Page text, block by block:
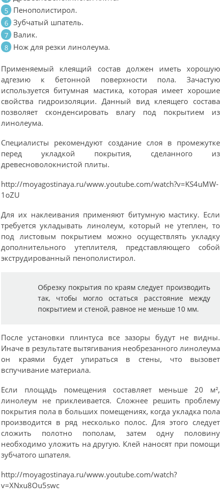
Пенополистирол.
Зубчатый шпатель.
Валик.
Нож для резки линолеума.
Применяемый клеящий состав должен иметь хорошую
адгезию к бетонной поверхности пола. Зачастую
используется битумная мастика, которая имеет хорошие
свойства гидроизоляции. Данный вид клеящего состава
позволяет сконденсировать влагу под покрытием из
линолеума.
Специалисты рекомендуют создание слоя в промежутке
перед укладкой покрытия, сделанного из
древесноволокнистой плиты.
http://moyagostinaya.ru/www.youtube.com/watch?v=KS4uMW-
1oZU
Для их наклеивания применяют битумную мастику. Если
требуется укладывать линолеум, который не утеплен, то
под листовым покрытием можно осуществлять укладку
дополнительного утеплителя, представляющего собой
экструдированный пенополистирол.
Обрезку покрытия по краям следует производить
так, чтобы могло остаться расстояние между
покрытием и стеной, равное не меньше 10 мм.
После установки плинтуса все зазоры будут не видны.
Иначе в результате вытягивания необрезанного линолеума
он краями будет упираться в стены, что вызовет
вспучивание материала.
Если площадь помещения составляет меньше 20 м²,
линолеум не приклеивается. Сложнее решить проблему
покрытия пола в больших помещениях, когда укладка пола
производится в ряд несколько полос. Для этого следует
сложить полотно пополам, затем одну половину
необходимо уложить на другую. Клей наносят при помощи
зубчатого шпателя.
http://moyagostinaya.ru/www.youtube.com/watch?
v=XNxu8Ou5swc